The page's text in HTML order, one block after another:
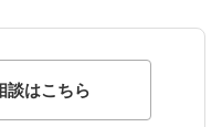
談はこちら